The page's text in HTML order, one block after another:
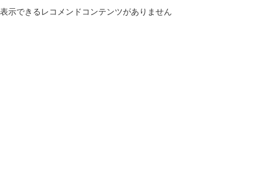
表示できるレコメンドコンテンツがありません